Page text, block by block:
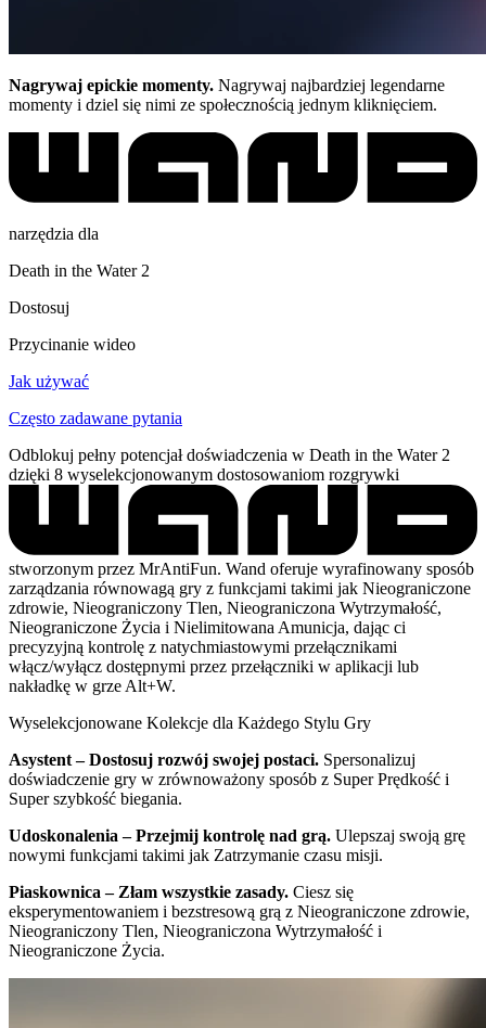
Nagrywaj epickie momenty. Nagrywaj najbardziej legendarne
momenty i dziel się nimi ze społecznością jednym kliknięciem.
narzędzia dla
Death in the Water 2
Dostosuj
Przycinanie wideo
Jak używać
Często zadawane pytania
Odblokuj pełny potencjał doświadczenia w Death in the Water 2
dzięki 8 wyselekcjonowanym dostosowaniom rozgrywki
stworzonym przez MrAntiFun. Wand oferuje wyrafinowany sposób
zarządzania równowagą gry z funkcjami takimi jak Nieograniczone
zdrowie, Nieograniczony Tlen, Nieograniczona Wytrzymałość,
Nieograniczone Życia i Nielimitowana Amunicja, dając ci
precyzyjną kontrolę z natychmiastowymi przełącznikami
włącz/wyłącz dostępnymi przez przełączniki w aplikacji lub
nakładkę w grze Alt+W.
Wyselekcjonowane Kolekcje dla Każdego Stylu Gry
Asystent – Dostosuj rozwój swojej postaci. Spersonalizuj
doświadczenie gry w zrównoważony sposób z Super Prędkość i
Super szybkość biegania.
Udoskonalenia – Przejmij kontrolę nad grą. Ulepszaj swoją grę
nowymi funkcjami takimi jak Zatrzymanie czasu misji.
Piaskownica – Złam wszystkie zasady. Ciesz się
eksperymentowaniem i bezstresową grą z Nieograniczone zdrowie,
Nieograniczony Tlen, Nieograniczona Wytrzymałość i
Nieograniczone Życia.